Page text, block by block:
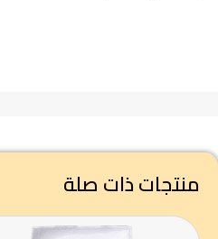
منتجات ذات صلة